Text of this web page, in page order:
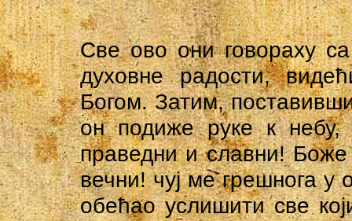
Све ово они говораху
духовне радости,
Богом. Затим,
он подиже руке к
праведни и славни!
вечни! чуј ме грешнога у
обећао услишити све